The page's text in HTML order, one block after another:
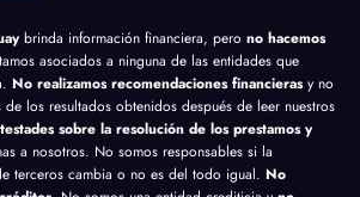
brinda información financiera, pero no hacemos
asociados a ninguna de las entidades que
No realizamos recomendaciones financierasy no
de los resultados obtenidos después de leer nuestros
sobre la resolución de los prestamos y
a nosotros. No somos responsables si la
terceros cambia o no es del todo igual. No